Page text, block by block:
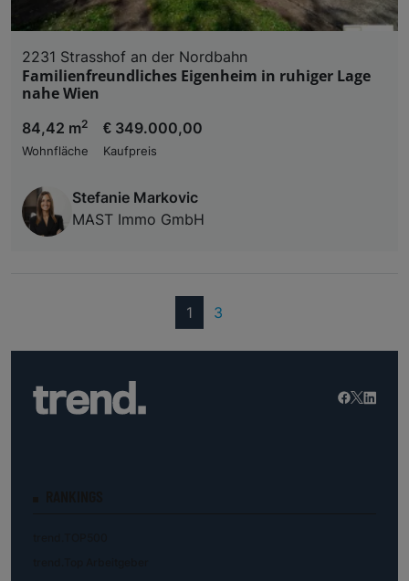
2231 Strasshof an der Nordbahn
Familienfreundliches Eigenheim in ruhiger Lage
nahe Wien
84,42 m2
Wohnfläche
€ 349.000,00
Kaufpreis
Stefanie Markovic
MAST Immo GmbH
1 (current)
3